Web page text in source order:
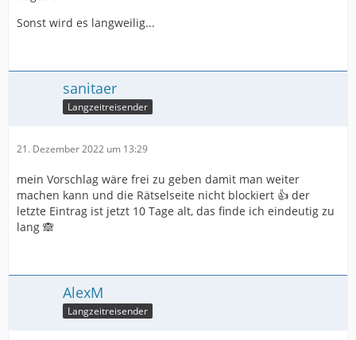
Sonst wird es langweilig...
sanitaer
Langzeitreisender
21. Dezember 2022 um 13:29
mein Vorschlag wäre frei zu geben damit man weiter
machen kann und die Rätselseite nicht blockiert 👍 der
letzte Eintrag ist jetzt 10 Tage alt, das finde ich eindeutig zu
lang 🙈
AlexM
Langzeitreisender